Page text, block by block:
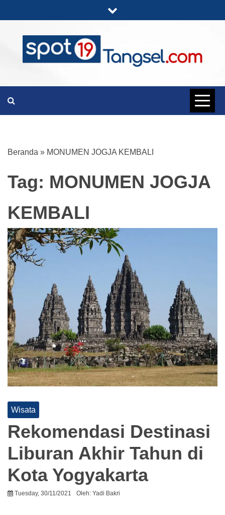
to
content
SPOT19
Beranda » MONUMEN JOGJA KEMBALI
Tag: MONUMEN JOGJA
KEMBALI
Wisata
Rekomendasi Destinasi
Liburan Akhir Tahun di
Kota Yogyakarta
Tuesday, 30/11/2021 Oleh: Yadi Bakri